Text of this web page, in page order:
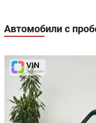
Автомобили с